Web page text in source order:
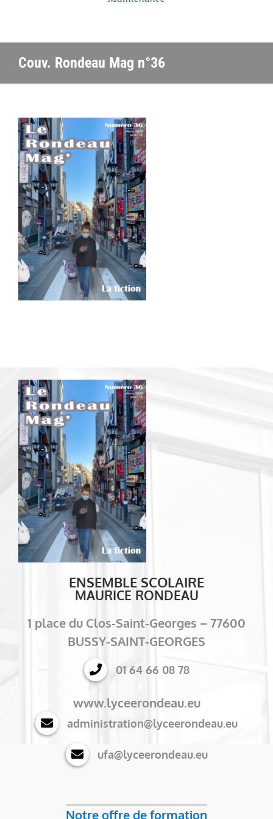
Couv. Rondeau Mag n°36
ENSEMBLE SCOLAIRE
MAURICE RONDEAU
1 place du Clos-Saint-Georges – 77600
BUSSY-SAINT-GEORGES
01 64 66 08 78
www.lyceerondeau.eu
administration@lyceerondeau.eu
ufa@lyceerondeau.eu
Notre offre de formation